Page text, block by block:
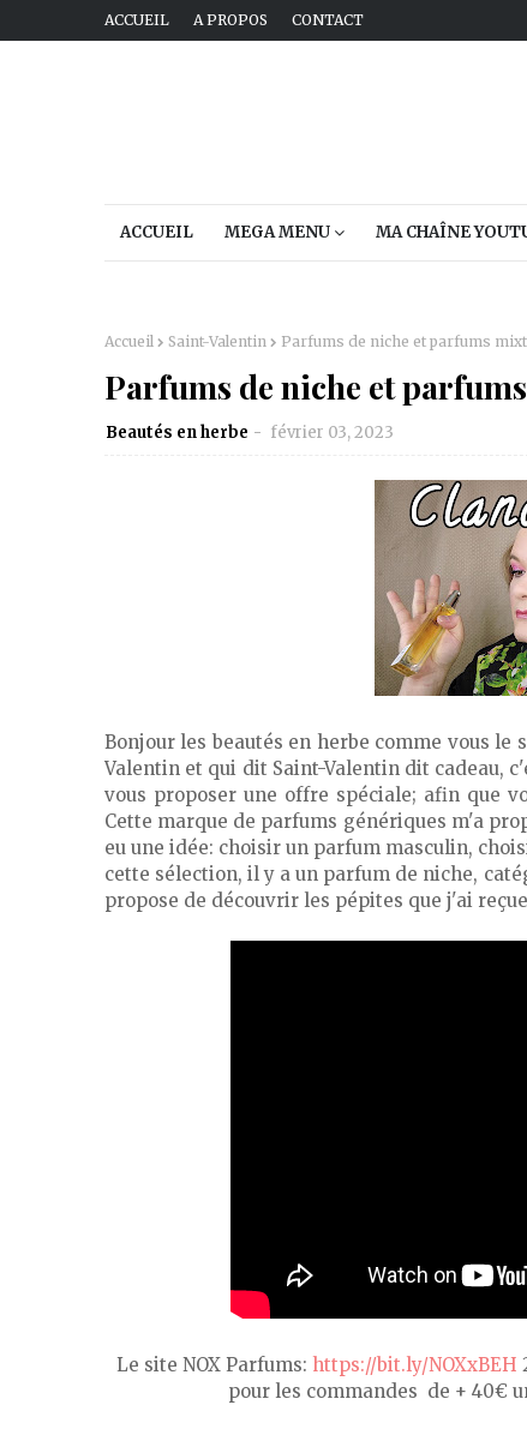
ACCUEIL A PROPOS CONTACT
ACCUEIL MEGA MENU MA CHAÎNE
Accueil Saint-Valentin Parfums de niche et parfums
Parfums de niche et
Beautés en herbe février 03, 2023
Bonjour les beautés en herbe comme vous le
Valentin et qui dit Saint-Valentin dit cadeau,
vous proposer une offre spéciale; afin que
Cette marque de parfums génériques m'a
eu une idée: choisir un parfum masculin,
cette sélection, il y a un parfum de niche,
propose de découvrir les pépites que j'ai
Le site NOX Parfums: https://bit.ly/NOXxBEH
pour les commandes de + 40€